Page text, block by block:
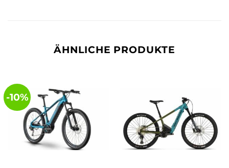
ÄHNLICHE PRODUKTE
-10%